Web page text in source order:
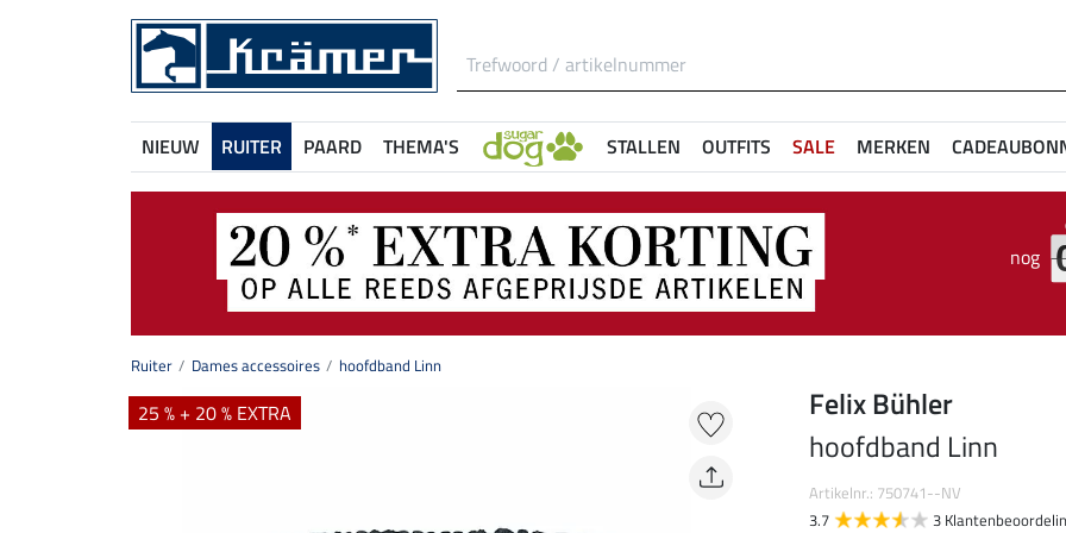
NIEUW RUITER PAARD THEMA'S STALLEN OUTFITS SALE MERKEN
nog
Ruiter Dames accessoires hoofdband Linn
25 % + 20 % EXTRA
Felix Bühler
hoofdband Linn
Artikelnr.: 750741--NV
3.7
3